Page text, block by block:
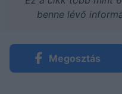
benne lévő
Megosztás